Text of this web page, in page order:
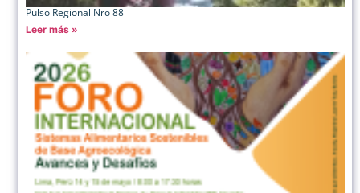
Pulso Regional Nro 88
Leer más »